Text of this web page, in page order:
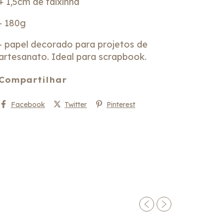
180g
papel decorado para projetos de
Ideal para scrapbook.
Facebook Twitter Pinterest